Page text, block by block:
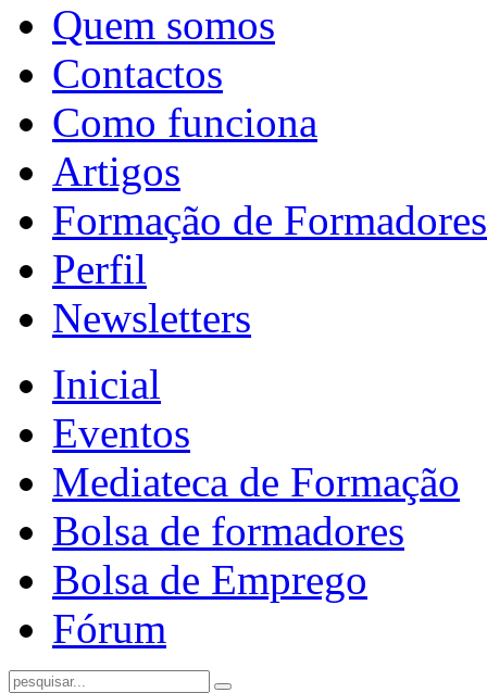
Quem somos
Contactos
Como funciona
Artigos
Formação de Formadores
Perfil
Newsletters
Inicial
Eventos
Mediateca de Formação
Bolsa de formadores
Bolsa de Emprego
Fórum